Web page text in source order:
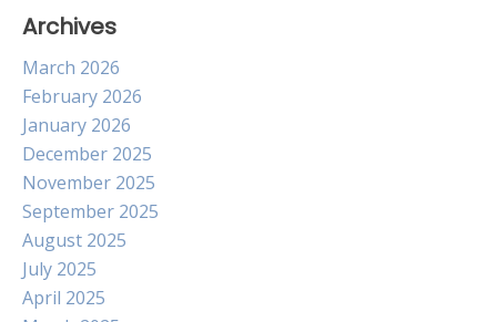
Archives
March 2026
February 2026
January 2026
December 2025
November 2025
September 2025
August 2025
July 2025
April 2025